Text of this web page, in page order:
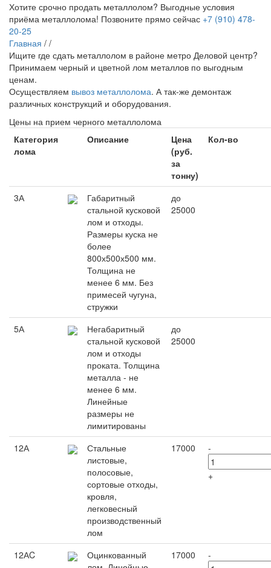
Хотите срочно продать металлолом? Выгодные условия
приёма металлолома! Позвоните прямо сейчас +7 (910) 478-
20-25
Главная / /
Ищите где сдать металлолом в районе метро Деловой центр?
Принимаем черный и цветной лом металлов по выгодным
ценам.
Осуществляем вывоз металлолома. А так-же демонтаж
различных конструкций и оборудования.
Цены на прием черного металлолома
Категория
лома
Описание
Цена
(руб.
за
тонну)
Кол-во
3А
Габаритный
стальной кусковой
лом и отходы.
Размеры куска не
более
800х500х500 мм.
Толщина не
менее 6 мм. Без
примесей чугуна,
стружки
до
25000
5А
Негабаритный
стальной кусковой
лом и отходы
проката. Толщина
металла - не
менее 6 мм.
Линейные
размеры не
лимитированы
до
25000
12А
Стальные
листовые,
полосовые,
сортовые отходы,
кровля,
легковесный
производственный
лом
17000 -
+
12АC
Оцинкованный
17000 -